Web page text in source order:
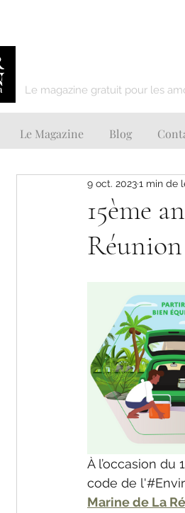
Le magazine gratuit pour les
Le Magazine Blog
15ème
Réunion
9 oct. 20231 min de
À l’occasion du
code de
Marine de La